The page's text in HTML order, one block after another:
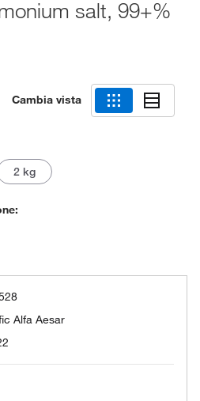
salt, 99+%
Cambia vista
2 kg
Alfa Aesar